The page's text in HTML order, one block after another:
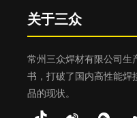
关于三众
常州三众焊材有限公司生
书，打破了国内高性能焊
品的现状。